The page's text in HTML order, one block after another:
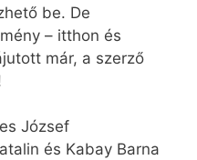
be. De
– itthon és
már, a szerző
József
és Kabay Barna